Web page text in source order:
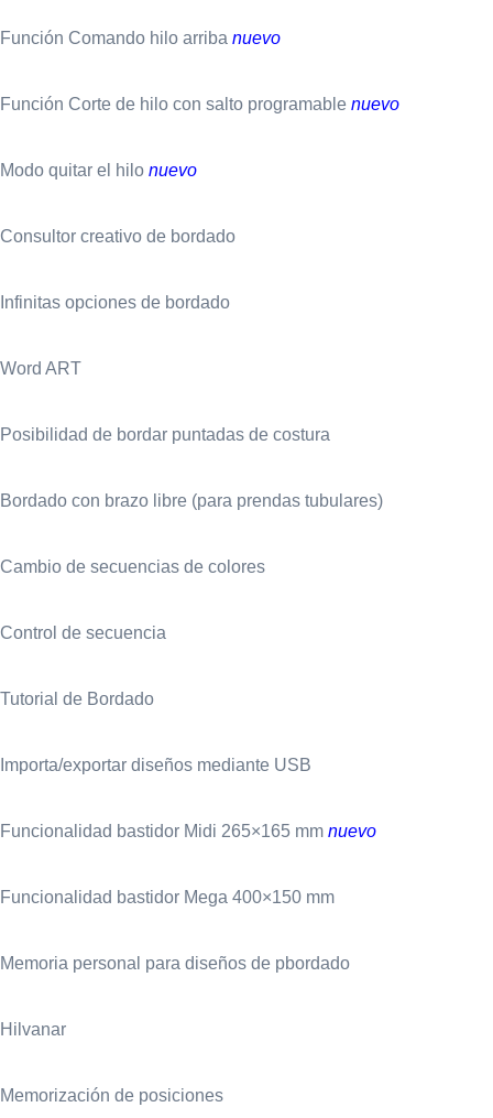
Función Comando hilo arriba nuevo
Función Corte de hilo con salto programable nuevo
Modo quitar el hilo nuevo
Consultor creativo de bordado
Infinitas opciones de bordado
Word ART
Posibilidad de bordar puntadas de costura
Bordado con brazo libre (para prendas tubulares)
Cambio de secuencias de colores
Control de secuencia
Tutorial de Bordado
Importa/exportar diseños mediante USB
Funcionalidad bastidor Midi 265×165 mm nuevo
Funcionalidad bastidor Mega 400×150 mm
Memoria personal para diseños de pbordado
Hilvanar
Memorización de posiciones